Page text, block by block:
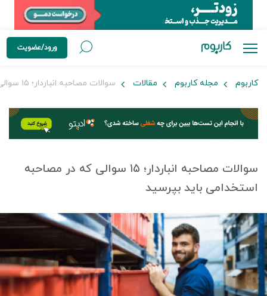
ورود/عضویت
کاربوم مجله کاربوم مقالات سوالات مصاحبه انباردار؛ ۱۵ سوالی که در مصاحبه استخدامی باید بپرسید
سوالات مصاحبه انباردار؛ ۱۵ سوالی که در مصاحبه
استخدامی باید بپرسید